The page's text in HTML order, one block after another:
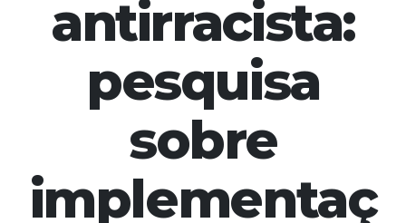
antirracista:
pesquisa
sobre
implementaç